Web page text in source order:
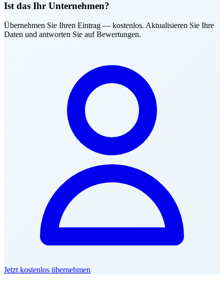
Ist das Ihr Unternehmen?
Übernehmen Sie Ihren Eintrag — kostenlos. Aktualisieren Sie Ihre
Daten und antworten Sie auf Bewertungen.
Jetzt kostenlos übernehmen